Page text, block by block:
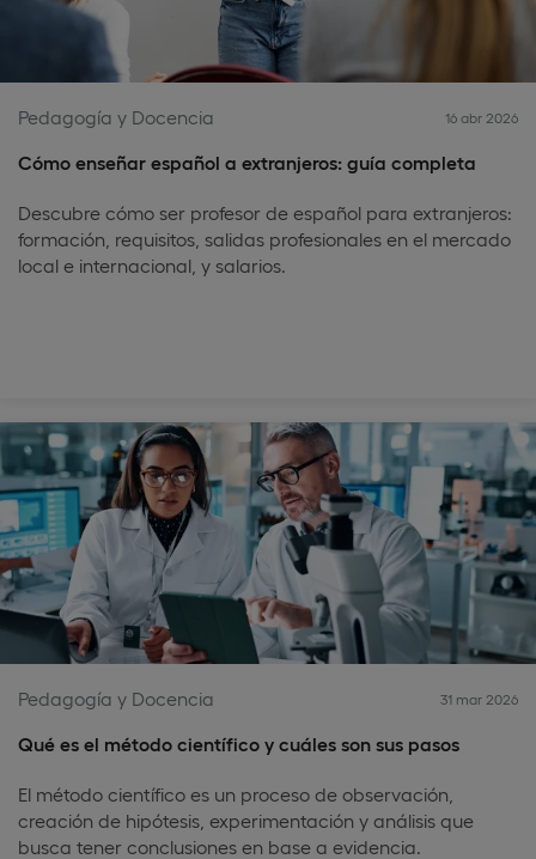
Pedagogía y Docencia 16 abr 2026
Cómo enseñar español a extranjeros: guía completa
Descubre cómo ser profesor de español para extranjeros:
formación, requisitos, salidas profesionales en el mercado
local e internacional, y salarios.
Pedagogía y Docencia 31 mar 2026
Qué es el método científico y cuáles son sus pasos
El método científico es un proceso de observación,
creación de hipótesis, experimentación y análisis que
busca tener conclusiones en base a evidencia.